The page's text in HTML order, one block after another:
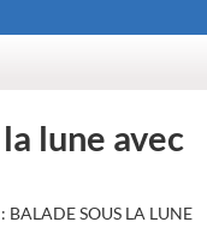
lune avec
BALADE SOUS LA LUNE